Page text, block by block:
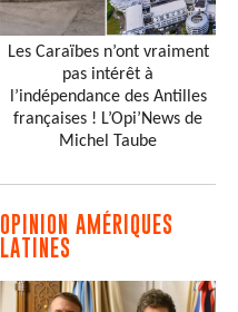
Les Caraïbes n’ont vraiment
pas intérêt à
l’indépendance des Antilles
françaises ! L’Opi’News de
Michel Taube
OPINION AMÉRIQUES
LATINES